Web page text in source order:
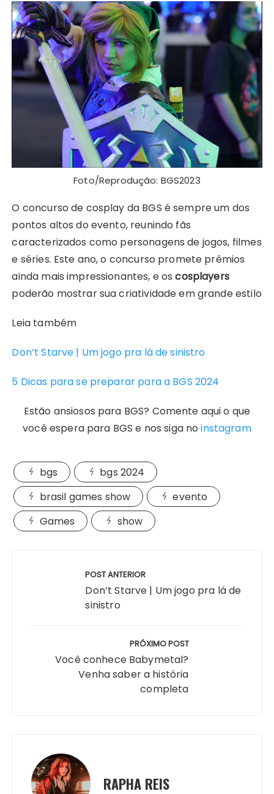
Foto/Reprodução: BGS2023
O concurso de cosplay da BGS é sempre um dos
pontos altos do evento, reunindo fãs
caracterizados como personagens de jogos, filmes
e séries. Este ano, o concurso promete prêmios
ainda mais impressionantes, e oscosplayers
poderão mostrar sua criatividade em grande estilo
Leia também
Don’t Starve | Um jogo pra lá de sinistro
5 Dicas para se preparar para a BGS 2024
Estão ansiosos para BGS? Comente aqui o que
você espera para BGS e nos siga noinstagram
bgs
bgs 2024
brasil games show
evento
Games
show
POST ANTERIOR
Don’t Starve | Um jogo pra lá de
sinistro
PRÓXIMO POST
Você conhece Babymetal?
Venha saber a história
completa
RAPHA REIS